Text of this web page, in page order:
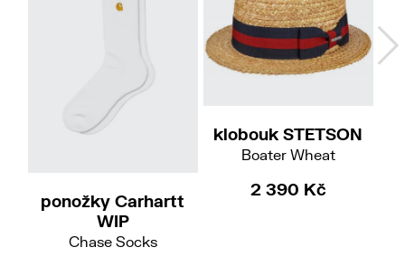
ponožky Carhartt
WIP
Chase Socks
klobouk STETSON
Boater Wheat
2 390 Kč